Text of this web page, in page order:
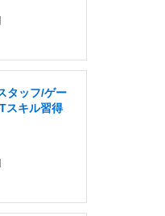
タッフ/ゲー
スキル習得